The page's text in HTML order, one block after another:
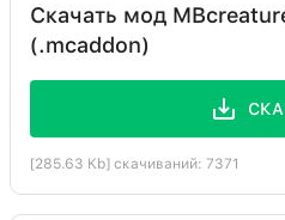
Скачать мод
(.mcaddon)
[285.63 Kb] скачиваний: 7371